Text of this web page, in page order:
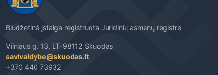
Biudžetinė įstaiga registruota Juridinių asmenų registre.
Vilniaus g. 13, LT-98112 Skuodas
savivaldybe@skuodas.lt
+370 440 73932